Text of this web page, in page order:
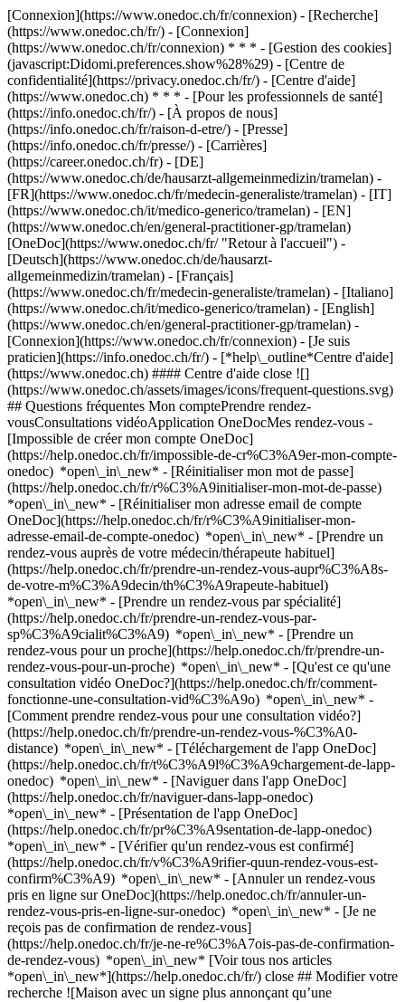
[Connexion](https://www.onedoc.ch/fr/connexion) - [Recherche]
(https://www.onedoc.ch/fr/) - [Connexion]
(https://www.onedoc.ch/fr/connexion) * * * - [Gestion des cookies]
(javascript:Didomi.preferences.show%28%29) - [Centre de
confidentialité](https://privacy.onedoc.ch/fr/) - [Centre d'aide]
(https://www.onedoc.ch) * * * - [Pour les professionnels de santé]
(https://info.onedoc.ch/fr/) - [À propos de nous]
(https://info.onedoc.ch/fr/raison-d-etre/) - [Presse]
(https://info.onedoc.ch/fr/presse/) - [Carrières]
(https://career.onedoc.ch/fr) - [DE]
(https://www.onedoc.ch/de/hausarzt-allgemeinmedizin/tramelan) -
[FR](https://www.onedoc.ch/fr/medecin-generaliste/tramelan) - [IT]
(https://www.onedoc.ch/it/medico-generico/tramelan) - [EN]
(https://www.onedoc.ch/en/general-practitioner-gp/tramelan)
[OneDoc](https://www.onedoc.ch/fr/ "Retour à l'accueil") -
[Deutsch](https://www.onedoc.ch/de/hausarzt-
allgemeinmedizin/tramelan) - [Français]
(https://www.onedoc.ch/fr/medecin-generaliste/tramelan) - [Italiano]
(https://www.onedoc.ch/it/medico-generico/tramelan) - [English]
(https://www.onedoc.ch/en/general-practitioner-gp/tramelan) -
[Connexion](https://www.onedoc.ch/fr/connexion) - [Je suis
praticien](https://info.onedoc.ch/fr/) - [*help\_outline*Centre d'aide]
(https://www.onedoc.ch) #### Centre d'aide close ![]
(https://www.onedoc.ch/assets/images/icons/frequent-questions.svg)
## Questions fréquentes Mon comptePrendre rendez-
vousConsultations vidéoApplication OneDocMes rendez-vous -
[Impossible de créer mon compte OneDoc]
(https://help.onedoc.ch/fr/impossible-de-cr%C3%A9er-mon-compte-
onedoc) *open\_in\_new* - [Réinitialiser mon mot de passe]
(https://help.onedoc.ch/fr/r%C3%A9initialiser-mon-mot-de-passe)
*open\_in\_new* - [Réinitialiser mon adresse email de compte
OneDoc](https://help.onedoc.ch/fr/r%C3%A9initialiser-mon-
adresse-email-de-compte-onedoc) *open\_in\_new* - [Prendre un
rendez-vous auprès de votre médecin/thérapeute habituel]
(https://help.onedoc.ch/fr/prendre-un-rendez-vous-aupr%C3%A8s-
de-votre-m%C3%A9decin/th%C3%A9rapeute-habituel)
*open\_in\_new* - [Prendre un rendez-vous par spécialité]
(https://help.onedoc.ch/fr/prendre-un-rendez-vous-par-
sp%C3%A9cialit%C3%A9) *open\_in\_new* - [Prendre un
rendez-vous pour un proche](https://help.onedoc.ch/fr/prendre-un-
rendez-vous-pour-un-proche) *open\_in\_new* - [Qu'est ce qu'une
consultation vidéo OneDoc?](https://help.onedoc.ch/fr/comment-
fonctionne-une-consultation-vid%C3%A9o) *open\_in\_new* -
[Comment prendre rendez-vous pour une consultation vidéo?]
(https://help.onedoc.ch/fr/prendre-un-rendez-vous-%C3%A0-
distance) *open\_in\_new* - [Téléchargement de l'app OneDoc]
(https://help.onedoc.ch/fr/t%C3%A9l%C3%A9chargement-de-lapp-
onedoc) *open\_in\_new* - [Naviguer dans l'app OneDoc]
(https://help.onedoc.ch/fr/naviguer-dans-lapp-onedoc)
*open\_in\_new* - [Présentation de l'app OneDoc]
(https://help.onedoc.ch/fr/pr%C3%A9sentation-de-lapp-onedoc)
*open\_in\_new* - [Vérifier qu'un rendez-vous est confirmé](https://help.onedoc.ch/fr/v%C3%A9rifier-quun-rendez-vous-est-confirm%C3%A9) *open\_in\_new* - [Annuler un rendez-vous pris en ligne sur OneDoc](https://help.onedoc.ch/fr/annuler-un-rendez-vous-pris-en-ligne-sur-onedoc) *open\_in\_new* - [Je ne reçois pas de confirmation de rendez-vous](https://help.onedoc.ch/fr/je-ne-re%C3%A7ois-pas-de-confirmation-de-rendez-vous) *open\_in\_new* [Voir tous nos articles *open\_in\_new*](https://help.onedoc.ch/fr/) close ## Modifier votre recherche ![Maison avec un signe plus annonçant qu’une consultation peut être effectuée sur place](https://www.onedoc.ch/assets/images/icons/on-site.svg) Sur place ![Caméra avec un symbole lecture annonçant qu’une consultation peut être effectuée à distance en vidéo](https://www.onedoc.ch/assets/images/icons/remote.svg) À distance Rechercher #### Spécialités #### Praticiens #### Établissements edit Médecin généraliste à Tramelan tune Filtrer par Nouveaux patients*keyboard\_arrow\_down* - Acceptés*check\_circle* Langue parlée*keyboard\_arrow\_down* - Allemand*check\_circle* - Anglais*check\_circle* - Arabe*check\_circle* - Bulgare*check\_circle* - Espagnol*check\_circle* - Français*check\_circle* - Italien*check\_circle* - Latin*check\_circle* - Néerlandais*check\_circle* - Persan*check\_circle* - Portugais*check\_circle* - Roumain*check\_circle* Sexe*keyboard\_arrow\_down* - Femme*check\_circle* - Homme*check\_circle* Réseau*keyboard\_arrow\_down* - Ärztenetzwerk Bern*check\_circle* - ArgoMed*check\_circle* - mediX*check\_circle* - mednetbern*check\_circle* - Medbase*check\_circle* - Réseau Delta*check\_circle* Disponibilité*keyboard\_arrow\_down* - Disponible aujourdhui*check\_circle* - Dans les 3 prochains jours*check\_circle* - Dans les 7 prochains jours*check\_circle* - Dans les 14 prochains jours*check\_circle* # Médecin généraliste dans les environs de Tramelan: prenez rendez-vous en ligne aujourd'hui [![Dr. Salomé Leuzinger, spécialiste en médecine interne générale à Courtelary](https://assets.onedoc.ch/images/users/ca9c64cd9e9dd5e5ca781dfb146dbf8d08aa972aaed68eaaa19ae04662f87c33-small.jpg "Dr. Salomé Leuzinger, spécialiste en médecine interne générale à Courtelary")](https://www.onedoc.ch/fr/specialiste-en-medecine-interne-generale/courtelary/pctwp/dr-salome-leuzinger) ### [Dr. Salomé Leuzinger](https://www.onedoc.ch/fr/specialiste-en-medecine-interne-generale/courtelary/pctwp/dr-salome-leuzinger) ![Badge indiquant un profil vérifié](https://www.onedoc.ch/assets/images/icons/checkmark.svg) [Spécialiste en médecine interne générale](https://www.onedoc.ch/fr/specialiste-en-medecine-interne-generale/courtelary) [Cabinet de la Forge](https://www.onedoc.ch/fr/cabinet-de-groupe/courtelary/esns/cabinet-de-la-forge) La Forge 9 2608 Courtelary ![Icône patient avec un signe moins annonçant que le professionnel n’accepte pas de nouveaux patients](https://www.onedoc.ch/assets/images/icons/no-new-patients.svg)N'accepte pas de nouveaux patients [Réserver un RDV](https://www.onedoc.ch/fr/specialiste-en-medecine-interne-generale/courtelary/pctwp/dr-salome-leuzinger) Expertises:[Check-up sanguin](https://www.onedoc.ch/fr/check-up-sanguin/courtelary), [Check-up | bilan de santé](https://www.onedoc.ch/fr/check-up-bilan-de-sante/courtelary), [Urgence en médecine générale](https://www.onedoc.ch/fr/urgence-en-medecine-generale/courtelary)Voir plus *chevron\_left* lun. 03 août *chevron\_right* Voir plus de rendez-vous *error\_outline* Une erreur s'est produite lors du chargement des disponibilités [Réessayer](https://www.onedoc.ch) Expertises:[Check-up sanguin](https://www.onedoc.ch/fr/check-up-sanguin/courtelary), [Check-up | bilan de santé](https://www.onedoc.ch/fr/check-up-bilan-de-sante/courtelary), [Urgence en médecine générale](https://www.onedoc.ch/fr/urgence-en-medecine-generale/courtelary)Voir plus [![Dr. Nathalie Scherz, spécialiste en médecine interne générale à Courtelary](https://assets.onedoc.ch/images/users/b1b92638109702f4ddb5630b25e47a7ec739517aedea95d2a83a96007e1548a6-small.jpg "Dr. Nathalie Scherz, spécialiste en médecine interne générale à Courtelary")](https://www.onedoc.ch/fr/specialiste-en-medecine-interne-generale/courtelary/pc4bt/dr-nathalie-scherz) ### [Dr. Nathalie Scherz](https://www.onedoc.ch/fr/specialiste-en-medecine-interne-generale/courtelary/pc4bt/dr-nathalie-scherz) ![Badge indiquant un profil vérifié](https://www.onedoc.ch/assets/images/icons/checkmark.svg) [Spécialiste en médecine interne générale](https://www.onedoc.ch/fr/specialiste-en-medecine-interne-generale/courtelary) [Cabinet de la Forge](https://www.onedoc.ch/fr/cabinet-de-groupe/courtelary/esns/cabinet-de-la-forge) La Forge 9 2608 Courtelary ![Icône patient avec un signe plus annonçant que le professionnel accepte de nouveaux patients](https://www.onedoc.ch/assets/images/icons/new-patients.svg)Accepte les nouveaux patients [Réserver un RDV](https://www.onedoc.ch/fr/specialiste-en-medecine-interne-generale/courtelary/pc4bt/dr-nathalie-scherz) *chevron\_left* lun. 03 août *chevron\_right* Voir plus de rendez-vous *error\_outline* Une erreur s'est produite lors du chargement des disponibilités [Réessayer](https://www.onedoc.ch) [![Dr. Joëlle Michel, spécialiste en médecine interne générale à Courtelary](https://assets.onedoc.ch/images/users/ac73009a150233167f4b515d1bb5f83315b23a0cdffa016ee3e4ddce3faa4f84-small.png "Dr. Joëlle Michel, spécialiste en médecine interne générale à Courtelary")](https://www.onedoc.ch/fr/specialiste-en-medecine-interne-generale/courtelary/pbpd9/dr-joelle-michel) ### [Dr. Joëlle Michel](https://www.onedoc.ch/fr/specialiste-en-medecine-interne-generale/courtelary/pbpd9/dr-joelle-michel) ![Badge indiquant un profil vérifié](https://www.onedoc.ch/assets/images/icons/checkmark.svg) [Spécialiste en médecine interne générale](https://www.onedoc.ch/fr/specialiste-en-medecine-interne-generale/courtelary) [Cabinet de la Forge](https://www.onedoc.ch/fr/cabinet-de-groupe/courtelary/esns/cabinet-de-la-forge) La Forge 9 2608 Courtelary ![Icône patient avec un signe moins annonçant que le professionnel n’accepte pas de nouveaux patients](https://www.onedoc.ch/assets/images/icons/no-new-patients.svg)N'accepte pas de nouveaux patients [Réserver un RDV](https://www.onedoc.ch/fr/specialiste-en-medecine-interne-generale/courtelary/pbpd9/dr-joelle-michel) Expertises:[Contrôle médical permis de conduire NIVEAU 1](https://www.onedoc.ch/fr/controle-medical-permis-de-conduire-niveau-1/courtelary), [Radiographie](https://www.onedoc.ch/fr/radiographie/courtelary), [Vaccination hépatite A/B](https://www.onedoc.ch/fr/vaccination-hepatite-a-b/courtelary), [Vaccination rougeole - rubéole - oreillon (ROR)](https://www.onedoc.ch/fr/vaccination-rougeole-rubeole-oreillon-ror/courtelary), [Vaccination tétanos - diphtérie - coqueluche (DTP)](https://www.onedoc.ch/fr/vaccination-tetanos-diphterie-coqueluche-dtp/courtelary), [Vaccination Zona](https://www.onedoc.ch/fr/vaccination-zona/courtelary), [Vaccination varicelle](https://www.onedoc.ch/fr/vaccination-varicelle/courtelary), [Mise à jour du carnet de vaccination](https://www.onedoc.ch/fr/mise-a-jour-du-carnet-de-vaccination/courtelary)Voir plus *chevron\_left* lun. 03 août *chevron\_right* Voir plus de rendez-vous *error\_outline* Une erreur s'est produite lors du chargement des disponibilités [Réessayer](https://www.onedoc.ch) Expertises:[Contrôle médical permis de conduire NIVEAU 1](https://www.onedoc.ch/fr/controle-medical-permis-de-conduire-niveau-1/courtelary), [Radiographie](https://www.onedoc.ch/fr/radiographie/courtelary), [Vaccination hépatite A/B](https://www.onedoc.ch/fr/vaccination-hepatite-a-b/courtelary), [Vaccination rougeole - rubéole - oreillon (ROR)](https://www.onedoc.ch/fr/vaccination-rougeole-rubeole-oreillon-ror/courtelary), [Vaccination tétanos - diphtérie - coqueluche (DTP)](https://www.onedoc.ch/fr/vaccination-tetanos-diphterie-coqueluche-dtp/courtelary), [Vaccination Zona](https://www.onedoc.ch/fr/vaccination-zona/courtelary), [Vaccination varicelle](https://www.onedoc.ch/fr/vaccination-varicelle/courtelary), [Mise à jour du carnet de vaccination](https://www.onedoc.ch/fr/mise-a-jour-du-carnet-de-vaccination/courtelary)Voir plus [![Dr. med. Nicole Stern, spécialiste en médecine interne générale à Bienne](https://assets.onedoc.ch/images/users/aae8a1babf135789a816495d35c8d8b25c88d192329fef26a2e1c46062144a9a-small.jpg "Dr. med. Nicole Stern, spécialiste en médecine interne générale à Bienne")](https://www.onedoc.ch/fr/specialiste-en-medecine-interne-generale/bienne/pc1j3/dr-med-nicole-stern) ### [Dr. med. Nicole Stern](https://www.onedoc.ch/fr/specialiste-en-medecine-interne-generale/bienne/pc1j3/dr-med-nicole-stern) ![Badge indiquant un profil vérifié](https://www.onedoc.ch/assets/images/icons/checkmark.svg) [Spécialiste en médecine interne générale](https://www.onedoc.ch/fr/specialiste-en-medecine-interne-generale/bienne) [Praxis im Zentrum Biel](https://www.onedoc.ch/fr/cabinet-medical/bienne/ebegg/praxis-im-zentrum-biel) Unionsgasse 14 2502 Bienne ![Dr. med. Nicole Stern est affiliée au réseau mediX](https://assets.onedoc.ch/images/networks/logos/4f3be0e73805cd850f7f0f1bddc7c1871c91eddabe35e40a16c0bfdcf16c9e49-small.png) ![Icône patient avec un signe moins annonçant que le professionnel n’accepte pas de nouveaux patients](https://www.onedoc.ch/assets/images/icons/no-new-patients.svg)N'accepte pas de nouveaux patients [Réserver un RDV](https://www.onedoc.ch/fr/specialiste-en-medecine-interne-generale/bienne/pc1j3/dr-med-nicole-stern) *chevron\_left* lun. 03 août *chevron\_right* Voir plus de rendez-vous *error\_outline* Une erreur s'est produite lors du chargement des disponibilités [Réessayer](https://www.onedoc.ch) [![Dr. med. Aurélie Butscher, spécialiste en médecine interne générale à Bienne](https://assets.onedoc.ch/images/users/d68efefd1d5